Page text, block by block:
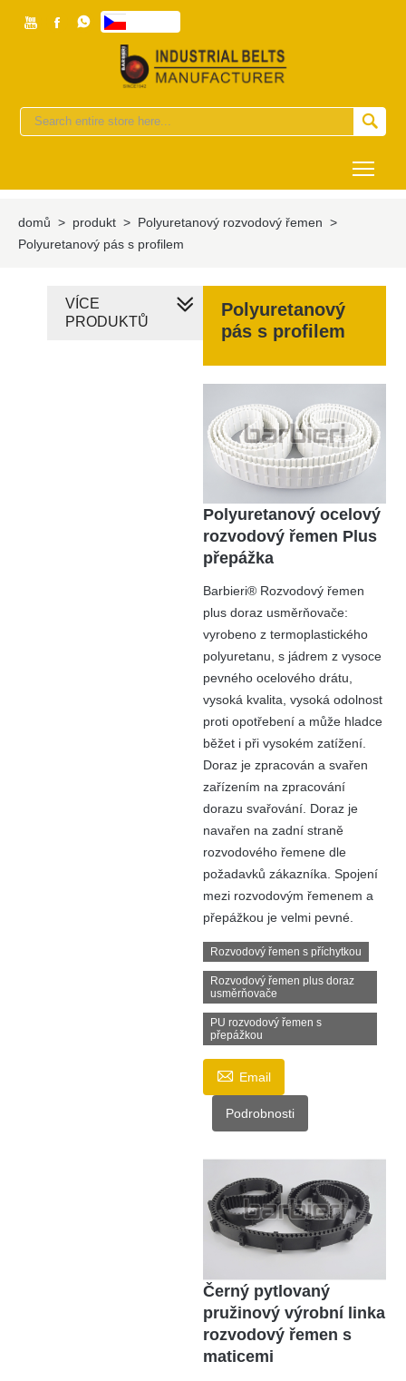
  

domů > produkt > Polyuretanový rozvodový řemen >
Polyuretanový pás s profilem
Polyuretanový
pás s profilem
Polyuretanový ocelový
rozvodový řemen Plus
přepážka
Barbieri® Rozvodový řemen
plus doraz usměrňovače:
vyrobeno z termoplastického
polyuretanu, s jádrem z vysoce
pevného ocelového drátu,
vysoká kvalita, vysoká odolnost
proti opotřebení a může hladce
běžet i při vysokém zatížení.
Doraz je zpracován a svařen
zařízením na zpracování
dorazu svařování. Doraz je
navařen na zadní straně
rozvodového řemene dle
požadavků zákazníka. Spojení
mezi rozvodovým řemenem a
přepážkou je velmi pevné.
Rozvodový řemen s příchytkou
Rozvodový řemen plus doraz
usměrňovače
PU rozvodový řemen s
přepážkou
 Email
Podrobnosti
Černý pytlovaný
pružinový výrobní linka
rozvodový řemen s
maticemi
VÍCE
PRODUKTŮ